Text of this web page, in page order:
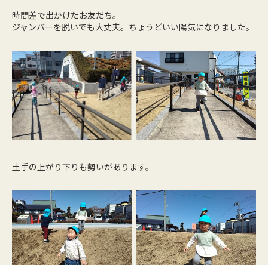
時間差で出かけたお友だち。
ジャンバーを脱いでも大丈夫。ちょうどいい陽気になりました。
土手の上がり下りも勢いがあります。